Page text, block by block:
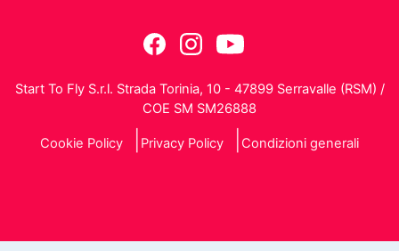
Start To Fly S.r.l. Strada Torinia, 10 - 47899 Serravalle (RSM) /
COE SM SM26888
Cookie Policy Privacy Policy Condizioni generali